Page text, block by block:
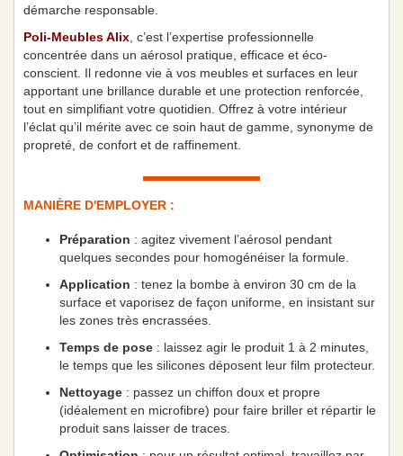
démarche responsable.
Poli-Meubles Alix , c’est l’expertise professionnelle
concentrée dans un aérosol pratique, efficace et éco-
conscient. Il redonne vie à vos meubles et surfaces en leur
apportant une brillance durable et une protection renforcée,
tout en simplifiant votre quotidien. Offrez à votre intérieur
l’éclat qu’il mérite avec ce soin haut de gamme, synonyme de
propreté, de confort et de raffinement.
MANIÈRE D'EMPLOYER :
Préparation : agitez vivement l’aérosol pendant
quelques secondes pour homogénéiser la formule.
Application : tenez la bombe à environ 30 cm de la
surface et vaporisez de façon uniforme, en insistant sur
les zones très encrassées.
Temps de pose : laissez agir le produit 1 à 2 minutes,
le temps que les silicones déposent leur film protecteur.
Nettoyage : passez un chiffon doux et propre
(idéalement en microfibre) pour faire briller et répartir le
produit sans laisser de traces.